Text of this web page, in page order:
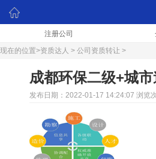
注册公司
现在的位置>资质达人 > 公司资质转让 >
成都环保二级+城
发布日期：2022-01-17 14:24:07 浏览